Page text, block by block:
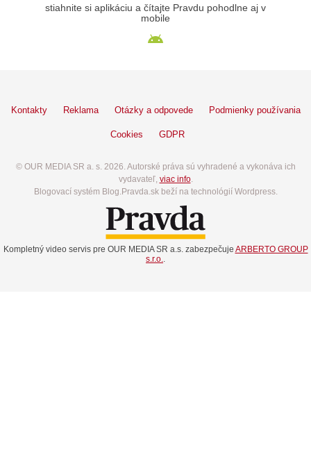
stiahnite si aplikáciu a čítajte Pravdu pohodlne aj v
mobile
Kontakty Reklama Otázky a odpovede Podmienky používania
Cookies GDPR
© OUR MEDIA SR a. s. 2026. Autorské práva sú vyhradené a vykonáva ich
vydavateľ, viac info.
Blogovací systém Blog.Pravda.sk beží na technológií Wordpress.
Kompletný video servis pre OUR MEDIA SR a.s. zabezpečuje ARBERTO GROUP
s.r.o.